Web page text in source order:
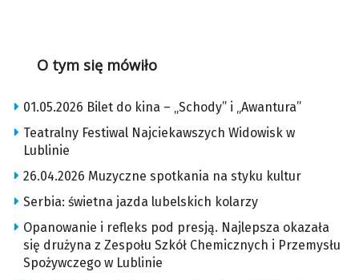
O tym się mówiło
01.05.2026 Bilet do kina – „Schody” i „Awantura”
Teatralny Festiwal Najciekawszych Widowisk w
Lublinie
26.04.2026 Muzyczne spotkania na styku kultur
Serbia: świetna jazda lubelskich kolarzy
Opanowanie i refleks pod presją. Najlepsza okazała
się drużyna z Zespołu Szkół Chemicznych i Przemysłu
Spożywczego w Lublinie